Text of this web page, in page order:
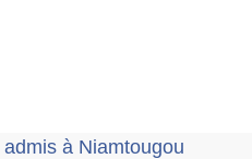
à Niamtougou